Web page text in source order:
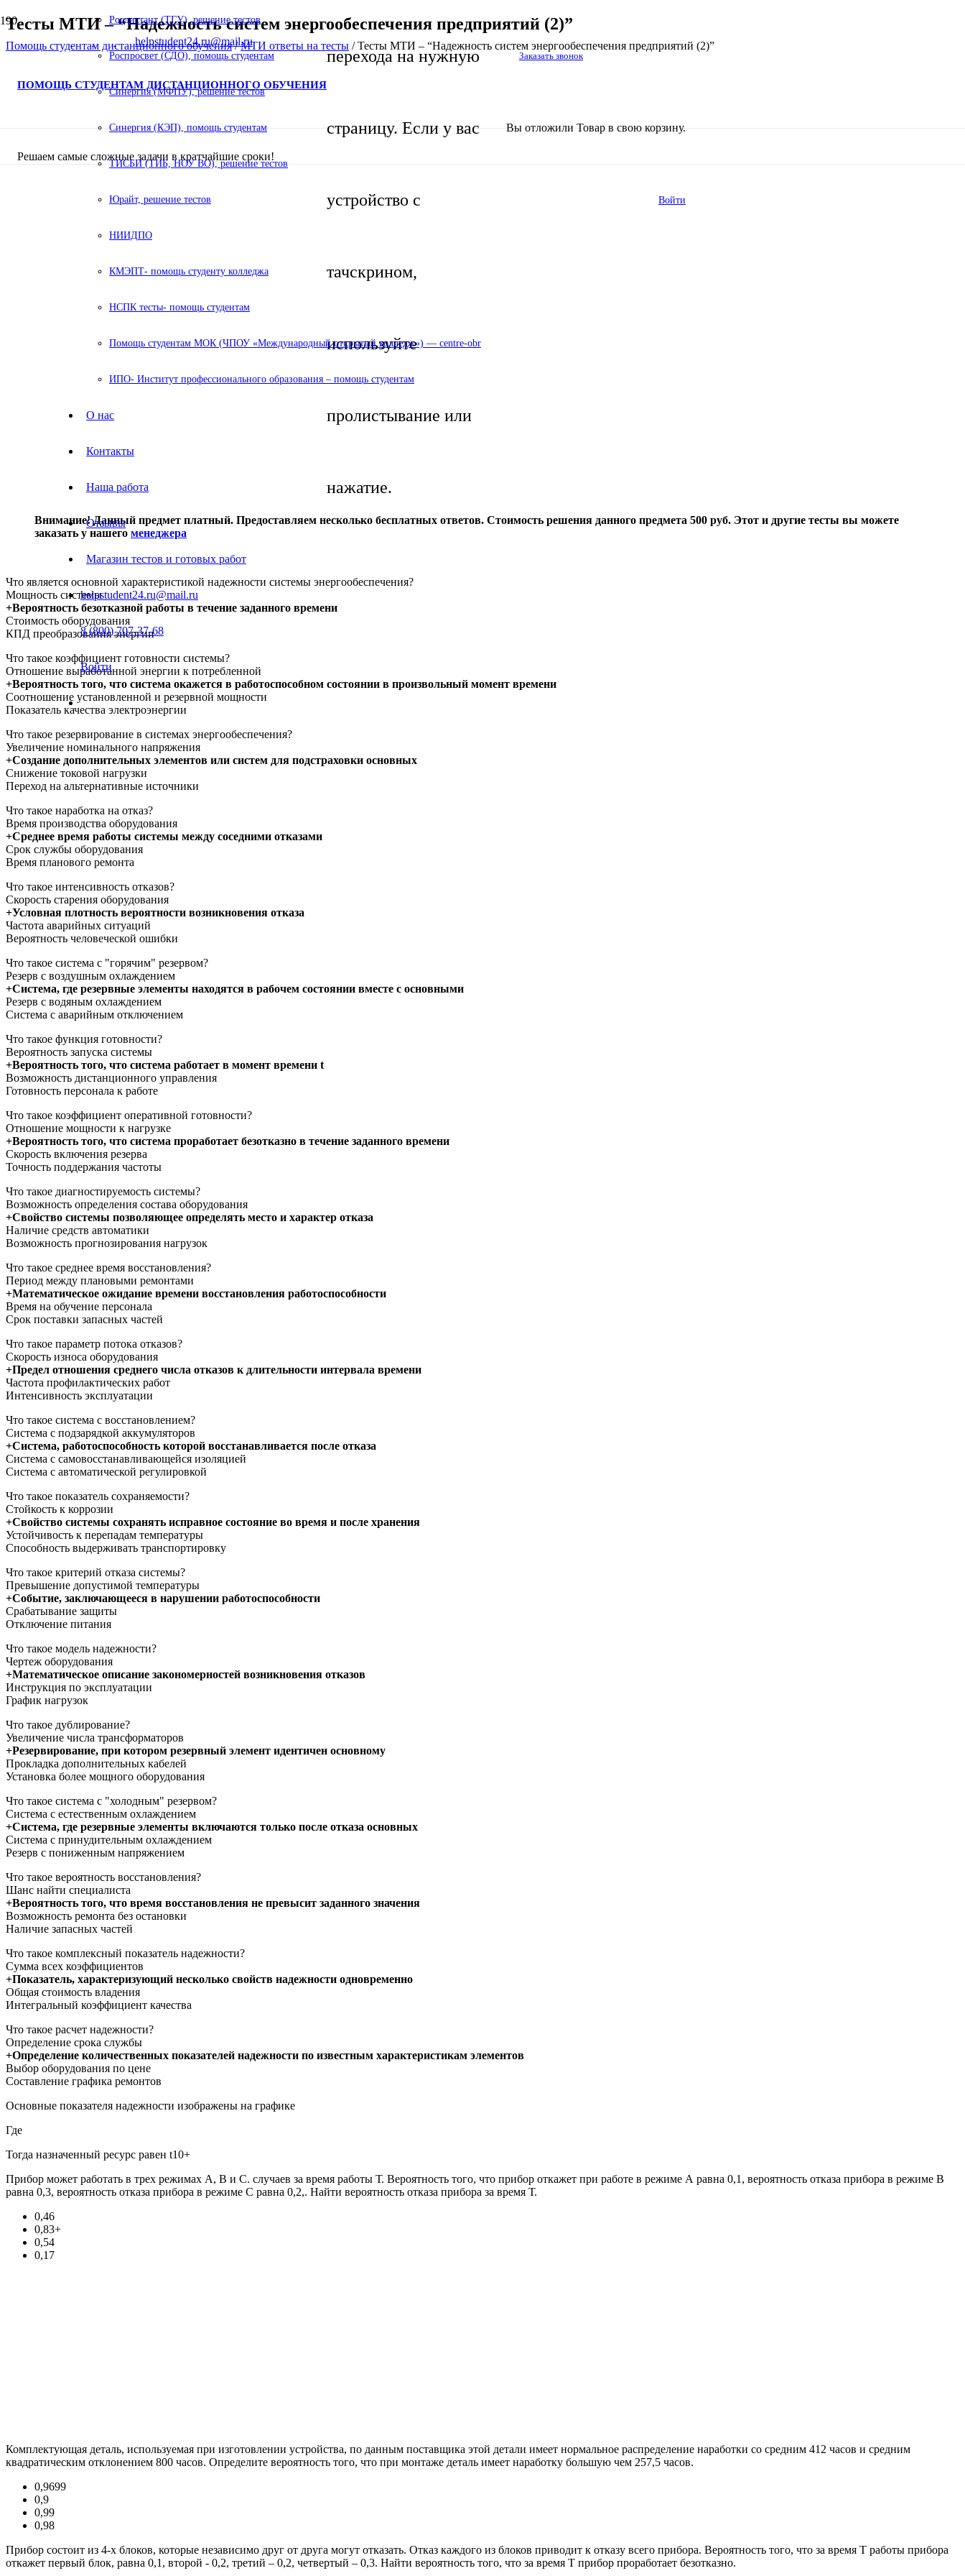
helpstudent24.ru@mail.ru
ПОМОЩЬ СТУДЕНТАМ ДИСТАНЦИОННОГО ОБУЧЕНИЯ
Решаем самые сложные задачи в кратчайшие сроки!
перехода на нужную
страницу. Если у вас
устройство с
тачскрином,
используйте
пролистывание или
нажатие.
Заказать звонок
Вы отложили Товар в свою корзину.
Войти
Росдистант (ТГУ), решение тестов
Роспросвет (СДО), помощь студентам
Синергия (МФПУ), решение тестов
Синергия (КЭП), помощь студентам
ТИСБИ (ТИБ, НОУ ВО), решение тестов
Юрайт, решение тестов
НИИДПО
КМЭПТ- помощь студенту колледжа
НСПК тесты- помощь студентам
Помощь студентам МОК (ЧПОУ «Международный открытый колледж») — centre-obr
ИПО- Институт профессионального образования – помощь студентам
О нас
Контакты
Наша работа
Отзывы
Магазин тестов и готовых работ
helpstudent24.ru@mail.ru
8 (800) 707-37-68
Войти
Тесты МТИ – “Надежность систем энергообеспечения предприятий (2)”
Помощь студентам дистанционного обучения/МТИ ответы на тесты /Тесты МТИ – “Надежность систем энергообеспечения предприятий (2)”
Внимание! Данный предмет платный. Предоставляем несколько бесплатных ответов. Стоимость решения данного предмета 500 руб. Этот и другие тесты вы можете
заказать у нашего менеджера
Что является основной характеристикой надежности системы энергообеспечения?
Мощность системы
+Вероятность безотказной работы в течение заданного времени
Стоимость оборудования
КПД преобразования энергии
Что такое коэффициент готовности системы?
Отношение выработанной энергии к потребленной
+Вероятность того, что система окажется в работоспособном состоянии в произвольный момент времени
Соотношение установленной и резервной мощности
Показатель качества электроэнергии
Что такое резервирование в системах энергообеспечения?
Увеличение номинального напряжения
+Создание дополнительных элементов или систем для подстраховки основных
Снижение токовой нагрузки
Переход на альтернативные источники
Что такое наработка на отказ?
Время производства оборудования
+Среднее время работы системы между соседними отказами
Срок службы оборудования
Время планового ремонта
Что такое интенсивность отказов?
Скорость старения оборудования
+Условная плотность вероятности возникновения отказа
Частота аварийных ситуаций
Вероятность человеческой ошибки
Что такое система с "горячим" резервом?
Резерв с воздушным охлаждением
+Система, где резервные элементы находятся в рабочем состоянии вместе с основными
Резерв с водяным охлаждением
Система с аварийным отключением
Что такое функция готовности?
Вероятность запуска системы
+Вероятность того, что система работает в момент времени t
Возможность дистанционного управления
Готовность персонала к работе
Что такое коэффициент оперативной готовности?
Отношение мощности к нагрузке
+Вероятность того, что система проработает безотказно в течение заданного времени
Скорость включения резерва
Точность поддержания частоты
Что такое диагностируемость системы?
Возможность определения состава оборудования
+Свойство системы позволяющее определять место и характер отказа
Наличие средств автоматики
Возможность прогнозирования нагрузок
Что такое среднее время восстановления?
Период между плановыми ремонтами
+Математическое ожидание времени восстановления работоспособности
Время на обучение персонала
Срок поставки запасных частей
Что такое параметр потока отказов?
Скорость износа оборудования
+Предел отношения среднего числа отказов к длительности интервала времени
Частота профилактических работ
Интенсивность эксплуатации
Что такое система с восстановлением?
Система с подзарядкой аккумуляторов
+Система, работоспособность которой восстанавливается после отказа
Система с самовосстанавливающейся изоляцией
Система с автоматической регулировкой
Что такое показатель сохраняемости?
Стойкость к коррозии
+Свойство системы сохранять исправное состояние во время и после хранения
Устойчивость к перепадам температуры
Способность выдерживать транспортировку
Что такое критерий отказа системы?
Превышение допустимой температуры
+Событие, заключающееся в нарушении работоспособности
Срабатывание защиты
Отключение питания
Что такое модель надежности?
Чертеж оборудования
+Математическое описание закономерностей возникновения отказов
Инструкция по эксплуатации
График нагрузок
Что такое дублирование?
Увеличение числа трансформаторов
+Резервирование, при котором резервный элемент идентичен основному
Прокладка дополнительных кабелей
Установка более мощного оборудования
Что такое система с "холодным" резервом?
Система с естественным охлаждением
+Система, где резервные элементы включаются только после отказа основных
Система с принудительным охлаждением
Резерв с пониженным напряжением
Что такое вероятность восстановления?
Шанс найти специалиста
+Вероятность того, что время восстановления не превысит заданного значения
Возможность ремонта без остановки
Наличие запасных частей
Что такое комплексный показатель надежности?
Сумма всех коэффициентов
+Показатель, характеризующий несколько свойств надежности одновременно
Общая стоимость владения
Интегральный коэффициент качества
Что такое расчет надежности?
Определение срока службы
+Определение количественных показателей надежности по известным характеристикам элементов
Выбор оборудования по цене
Составление графика ремонтов
Основные показателя надежности изображены на графике
Где
Тогда назначенный ресурс равен t10+
Прибор может работать в трех режимах А, В и С. случаев за время работы Т. Вероятность того, что прибор откажет при работе в режиме А равна 0,1, вероятность отказа прибора в режиме В
равна 0,3, вероятность отказа прибора в режиме С равна 0,2,. Найти вероятность отказа прибора за время Т.
0,46
0,83+
0,54
0,17
Комплектующая деталь, используемая при изготовлении устройства, по данным поставщика этой детали имеет нормальное распределение наработки со средним 412 часов и средним
квадратическим отклонением 800 часов. Определите вероятность того, что при монтаже деталь имеет наработку большую чем 257,5 часов.
0,9699
0,9
0,99
0,98
Прибор состоит из 4-х блоков, которые независимо друг от друга могут отказать. Отказ каждого из блоков приводит к отказу всего прибора. Вероятность того, что за время Т работы прибора
откажет первый блок, равна 0,1, второй - 0,2, третий – 0,2, четвертый – 0,3. Найти вероятность того, что за время Т прибор проработает безотказно.